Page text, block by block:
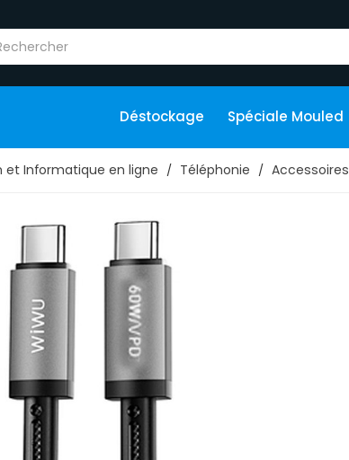
Déstockage Spéciale Mouled
et Informatique en ligne Téléphonie Accessoires